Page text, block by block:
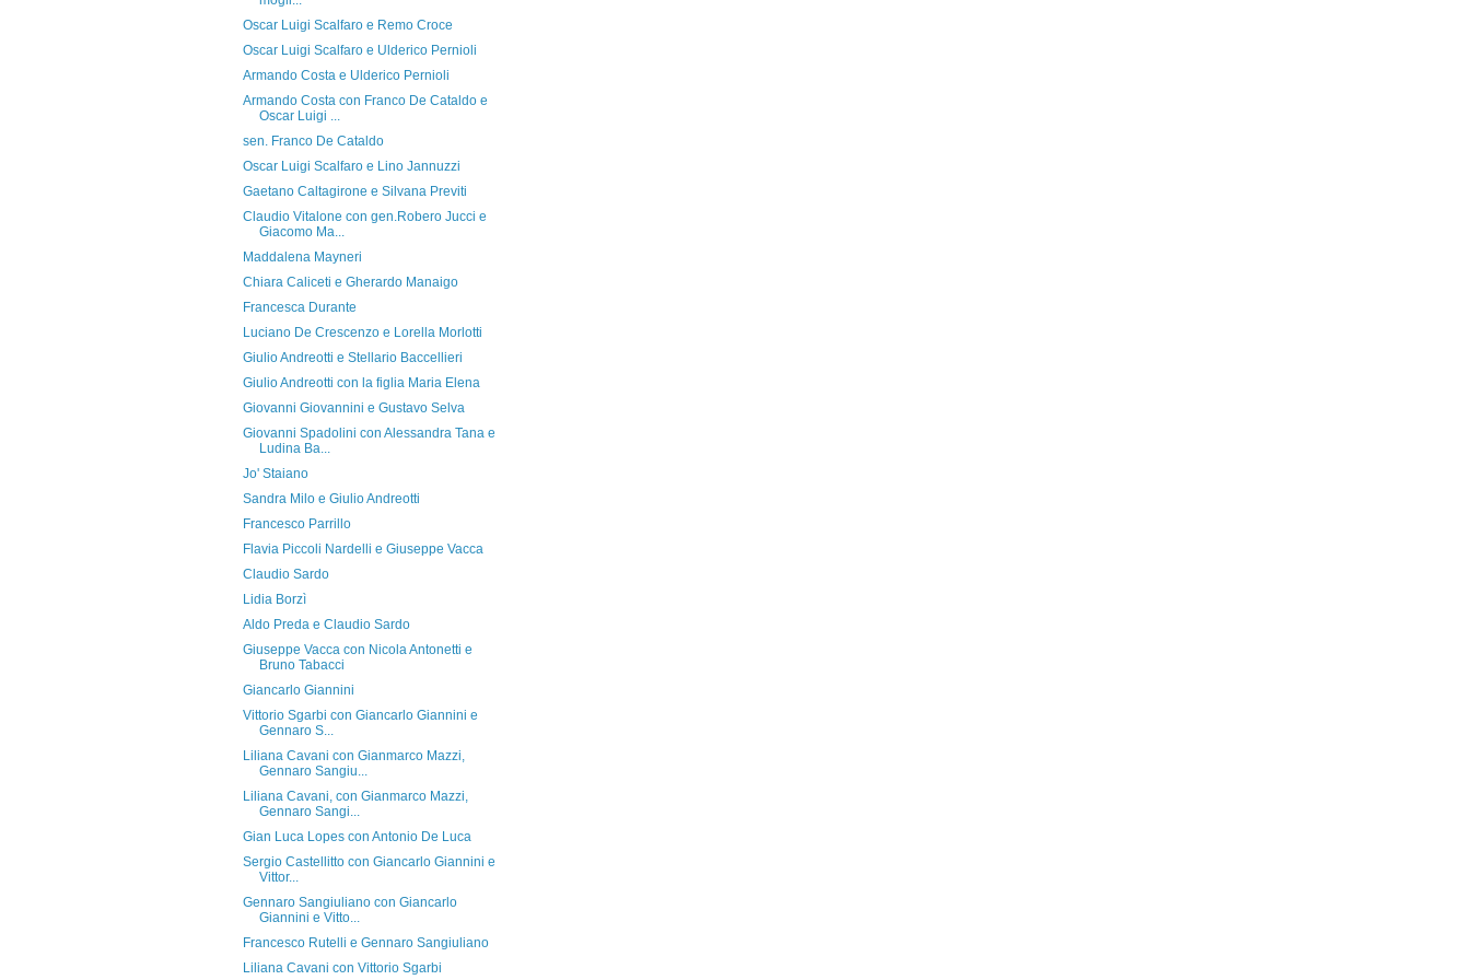
Oscar Luigi Scalfaro e Remo Croce
Oscar Luigi Scalfaro e Ulderico Pernioli
Armando Costa e Ulderico Pernioli
Armando Costa con Franco De Cataldo e
Oscar Luigi ...
sen. Franco De Cataldo
Oscar Luigi Scalfaro e Lino Jannuzzi
Gaetano Caltagirone e Silvana Previti
Claudio Vitalone con gen.Robero Jucci e
Giacomo Ma...
Maddalena Mayneri
Chiara Caliceti e Gherardo Manaigo
Francesca Durante
Luciano De Crescenzo e Lorella Morlotti
Giulio Andreotti e Stellario Baccellieri
Giulio Andreotti con la figlia Maria Elena
Giovanni Giovannini e Gustavo Selva
Giovanni Spadolini con Alessandra Tana e
Ludina Ba...
Jo' Staiano
Sandra Milo e Giulio Andreotti
Francesco Parrillo
Flavia Piccoli Nardelli e Giuseppe Vacca
Claudio Sardo
Lidia Borzì
Aldo Preda e Claudio Sardo
Giuseppe Vacca con Nicola Antonetti e
Bruno Tabacci
Giancarlo Giannini
Vittorio Sgarbi con Giancarlo Giannini e
Gennaro S...
Liliana Cavani con Gianmarco Mazzi,
Gennaro Sangiu...
Liliana Cavani, con Gianmarco Mazzi,
Gennaro Sangi...
Gian Luca Lopes con Antonio De Luca
Sergio Castellitto con Giancarlo Giannini e
Vittor...
Gennaro Sangiuliano con Giancarlo
Giannini e Vitto...
Francesco Rutelli e Gennaro Sangiuliano
Liliana Cavani con Vittorio Sgarbi